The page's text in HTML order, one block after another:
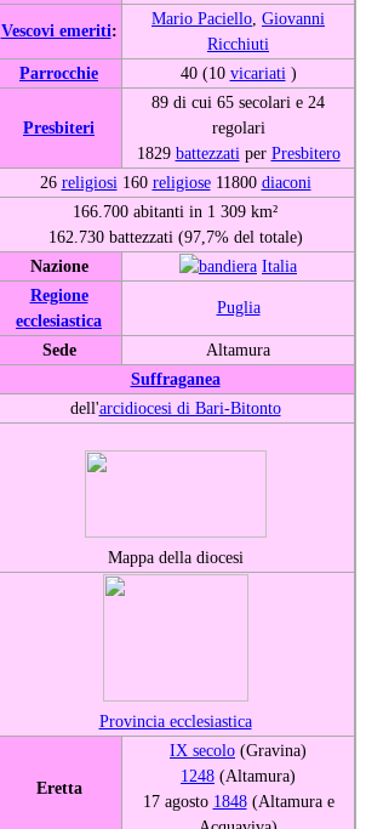
Vescovi emeriti:
Mario Paciello Giovanni
Ricchiuti
Parrocchie
40 (10 vicariati )
Presbiteri
89 di cui 65 secolari e 24
regolari
1829 battezzati per Presbitero
26 religiosi 160 religiose11800 diaconi
166.700 abitanti in 1 309 km²
162.730 battezzati (97,7% del totale)
Nazione
Italia
Regione
ecclesiastica
Puglia
Sede
Altamura
Suffraganea
dell'arcidiocesi di Bari-Bitonto
Mappa della diocesi
Provincia ecclesiastica
Eretta
IX secolo (Gravina)
1248 (Altamura)
17 agosto 1848(Altamura e